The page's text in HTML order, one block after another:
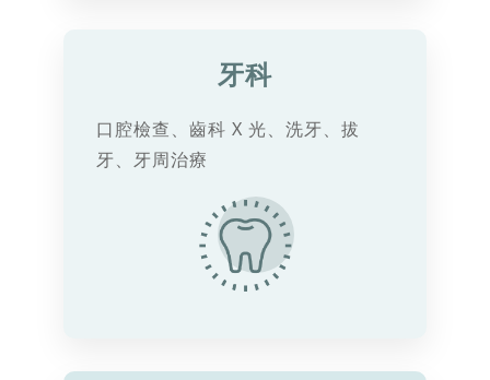
牙科
口腔檢查、齒科 X 光、洗牙、拔
牙、牙周治療